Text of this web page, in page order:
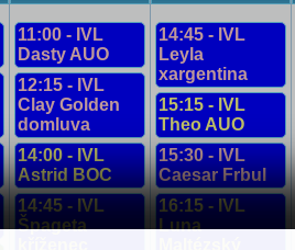
11:00 - IVL
Dasty AUO
12:15 - IVL
Clay Golden
domluva
14:00 - IVL
Astrid BOC
14:45 - IVL
Špageta
14:45 - IVL
Leyla
xargentina
15:15 - IVL
Theo AUO
15:30 - IVL
Caesar Frbul
16:15 - IVL
Luna